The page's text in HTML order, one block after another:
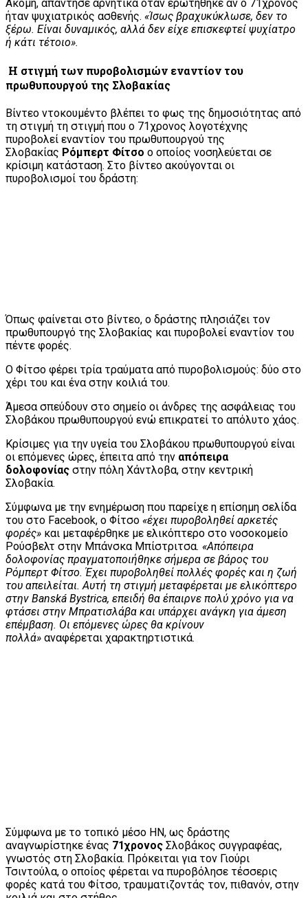
Ακόμη, απάντησε αρνητικά οταν ερωτήθηκε αν ο 71χρονος
ήταν ψυχιατρικός ασθενής. «Ίσως βραχυκύκλωσε, δεν το
ξέρω. Είναι δυναμικός, αλλά δεν είχε επισκεφτεί ψυχίατρο
ή κάτι τέτοιο».
Η στιγμή των πυροβολισμών εναντίον του
πρωθυπουργού της Σλοβακίας
Βίντεο ντοκουμέντο βλέπει το φως της δημοσιότητας από
τη στιγμή τη στιγμή που ο 71χρονος λογοτέχνης
πυροβολεί εναντίον του πρωθυπουργού της
Σλοβακίας Ρόμπερτ Φίτσο ο οποίος νοσηλεύεται σε
κρίσιμη κατάσταση. Στο βίντεο ακούγονται οι
πυροβολισμοί του δράστη:
Όπως φαίνεται στο βίντεο, ο δράστης πλησιάζει τον
πρωθυπουργό της Σλοβακίας και πυροβολεί εναντίον του
πέντε φορές.
Ο Φίτσο φέρει τρία τραύματα από πυροβολισμούς: δύο στο
χέρι του και ένα στην κοιλιά του.
Άμεσα σπεύδουν στο σημείο οι άνδρες της ασφάλειας του
Σλοβάκου πρωθυπουργού ενώ επικρατεί το απόλυτο χάος.
Κρίσιμες για την υγεία του Σλοβάκου πρωθυπουργού είναι
οι επόμενες ώρες, έπειτα από την απόπειρα
δολοφονίας στην πόλη Χάντλοβα, στην κεντρική
Σλοβακία.
Σύμφωνα με την ενημέρωση που παρείχε η επίσημη σελίδα
του στο Facebook, ο Φίτσο «έχει πυροβοληθεί αρκετές
φορές» και μεταφέρθηκε με ελικόπτερο στο νοσοκομείο
Ρούσβελτ στην Μπάνσκα Μπίστριτσα. «Απόπειρα
δολοφονίας πραγματοποιήθηκε σήμερα σε βάρος του
Ρόμπερτ Φίτσο. Έχει πυροβοληθεί πολλές φορές και η ζωή
του απειλείται. Αυτή τη στιγμή μεταφέρεται με ελικόπτερο
στην Banská Bystrica, επειδή θα έπαιρνε πολύ χρόνο για να
φτάσει στην Μπρατισλάβα και υπάρχει ανάγκη για άμεση
επέμβαση. Οι επόμενες ώρες θα κρίνουν
πολλά» αναφέρεται χαρακτηρτιστικά.
Σύμφωνα με το τοπικό μέσο HN, ως δράστης
αναγνωρίστηκε ένας 71χρονος Σλοβάκος συγγραφέας,
γνωστός στη Σλοβακία. Πρόκειται για τον Γιούρι
Τσιντούλα, ο οποίος φέρεται να πυροβόλησε τέσσερις
φορές κατά του Φίτσο, τραυματιζοντάς τον, πιθανόν, στην